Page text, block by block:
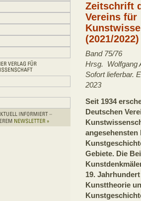
Zeitschrift
Vereins für
(2021/2022)
Band 75/76
Hrsg. Wolfgang
Sofort lieferbar.
2023
Seit 1934
Deutschen
angesehensten
Gebiete. Die
19.
Kunsttheorie